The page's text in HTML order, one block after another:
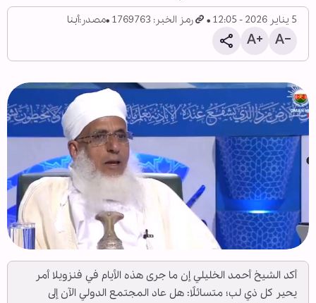
5 يناير 2026 - 12:05 رمز الخبر: 1769763 مصدر:أبنا
أكد الشيخ أحمد الخليلي إن ما جرى هذه الأيام في فنزويلا أمر
يحير كل ذي لب؛ متسائلًا: هل عاد المجتمع الدولي الآن إلى